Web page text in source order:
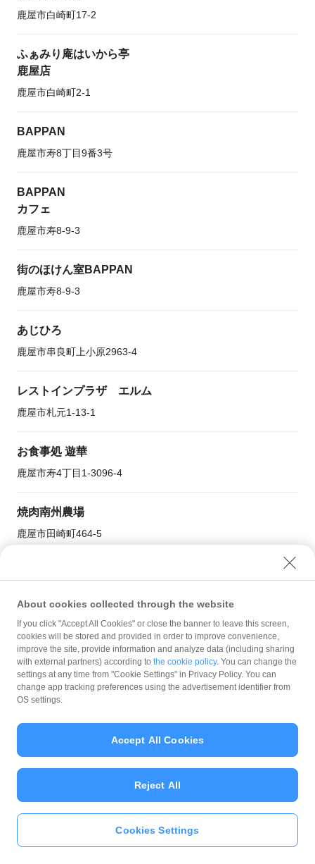
鹿屋市白崎町17-2
ふぁみり庵はいから亭
鹿屋店
鹿屋市白崎町2-1
BAPPAN
鹿屋市寿8丁目9番3号
BAPPAN
カフェ
鹿屋市寿8-9-3
街のほけん室BAPPAN
鹿屋市寿8-9-3
あじひろ
鹿屋市串良町上小原2963-4
レストインプラザ エルム
鹿屋市札元1-13-1
お食事処 遊華
鹿屋市寿4丁目1-3096-4
焼肉南州農場
鹿屋市田崎町464-5
とんかつ竹亭
鹿屋本店
鹿屋市西大手町9番15号
カフェ プルメリア
PayPayアプリをダウンロ
ード＞＞
About cookies collected through the website
If you click "Accept All Cookies" or close the banner to leave this screen,
cookies will be stored and provided in order to improve convenience,
improve the site, provide information and analyze data (including sharing
with external partners) according to the cookie policy. You can change the
settings at any time from "Cookie Settings" in Privacy Policy. You can
change app tracking preferences using the advertisement identifier from
OS settings.
Cookies Settings
Reject All
Accept All Cookies